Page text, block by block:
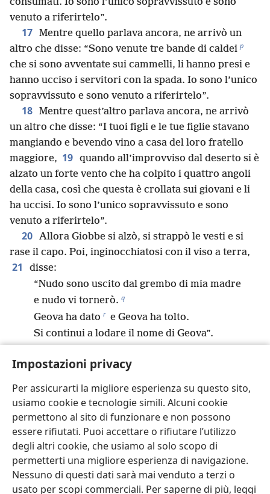
Impostazioni privacy
Per assicurarti la migliore esperienza su questo sito,
usiamo cookie e tecnologie simili. Alcuni cookie
permettono al sito di funzionare e non possono
essere rifiutati. Puoi accettare o rifiutare l’utilizzo
degli altri cookie, che usiamo al solo scopo di
permetterti una migliore esperienza di navigazione.
Nessuno di questi dati sarà mai venduto a terzi o
usato per scopi commerciali. Per saperne di più, leggi
venuto a riferirtelo”.
17 Mentre quello parlava ancora, ne arrivò un
altro che disse: “Sono venute tre bande di caldei p
che si sono avventate sui cammelli, li hanno presi e
hanno ucciso i servitori con la spada. Io sono l’unico
sopravvissuto e sono venuto a riferirtelo”.
18 Mentre quest’altro parlava ancora, ne arrivò
un altro che disse: “I tuoi figli e le tue figlie stavano
mangiando e bevendo vino a casa del loro fratello
maggiore, 19 quando all’improvviso dal deserto si è
alzato un forte vento che ha colpito i quattro angoli
della casa, così che questa è crollata sui giovani e li
ha uccisi. Io sono l’unico sopravvissuto e sono
venuto a riferirtelo”.
20 Allora Giobbe si alzò, si strappò le vesti e si
rase il capo. Poi, inginocchiatosi con il viso a terra,
21
disse:
“Nudo sono uscito dal grembo di mia madre
e nudo vi tornerò. q
Geova ha dato r e Geova ha tolto.
Si continui a lodare il nome di Geova”.
Dio di aver fatto qualcosa di sbagliato.
Precedente Successivo
Copyright per questa pubblicazione